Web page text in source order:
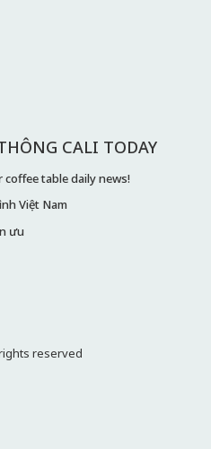
CALI TODAY
table daily news!
Việt Nam
ưu
reserved